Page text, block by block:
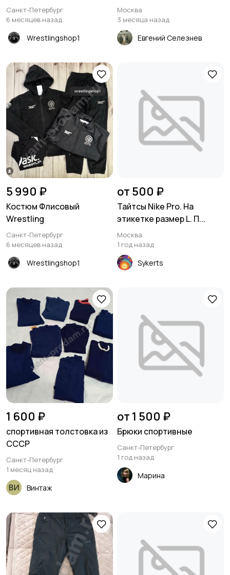
Санкт-Петербург
6 месяцев назад
Wrestlingshop1
Москва
3 месяца назад
Евгений Селезнев
5 990 ₽
Костюм Флисовый
Wrestling
Санкт-Петербург
6 месяцев назад
Wrestlingshop1
от 500 ₽
Тайтсы Nike Рro. На
этикетке размер L. П...
Москва
1 год назад
Sykerts
1 600 ₽
спортивная толстовка из
СССР
Санкт-Петербург
1 месяц назад
Винтаж
от 1 500 ₽
Брюки спортивные
Санкт-Петербург
1 год назад
Марина